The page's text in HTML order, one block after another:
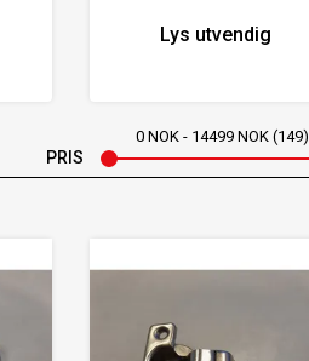
Lys utvendig
PRIS
0 NOK 14499 NOK 149